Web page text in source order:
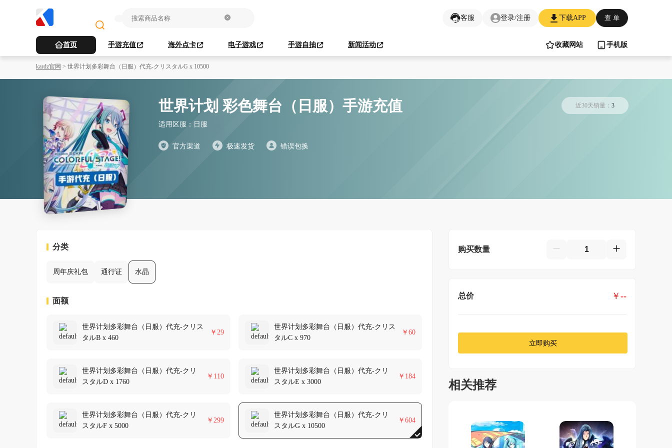
客服 登录/注册 下载APP 查 单
首页 手游充值 海外点卡 电子游戏 手游自抽 新闻活动 收藏网站 手机版
kardz官网 > 世界计划多彩舞台（日服）代充-クリスタルG x 10500
世界计划 彩色舞台（日服）手游充值
适用区服： 日服
官方渠道 极速发货 错误包换
近30天销量： 3
分类
周年庆礼包 通行证 水晶
面额
世界计划多彩舞台（日服）代充-クリス
タルB x 460
￥ 29
世界计划多彩舞台（日服）代充-クリス
タルC x 970
￥ 60
世界计划多彩舞台（日服）代充-クリ
スタルD x 1760
￥ 110
世界计划多彩舞台（日服）代充-クリ
スタルE x 3000
￥ 184
世界计划多彩舞台（日服）代充-クリ
スタルF x 5000
￥ 299
世界计划多彩舞台（日服）代充-クリ
スタルG x 10500
￥ 604
购买数量
总价 ￥ --
立即购买
相关推荐